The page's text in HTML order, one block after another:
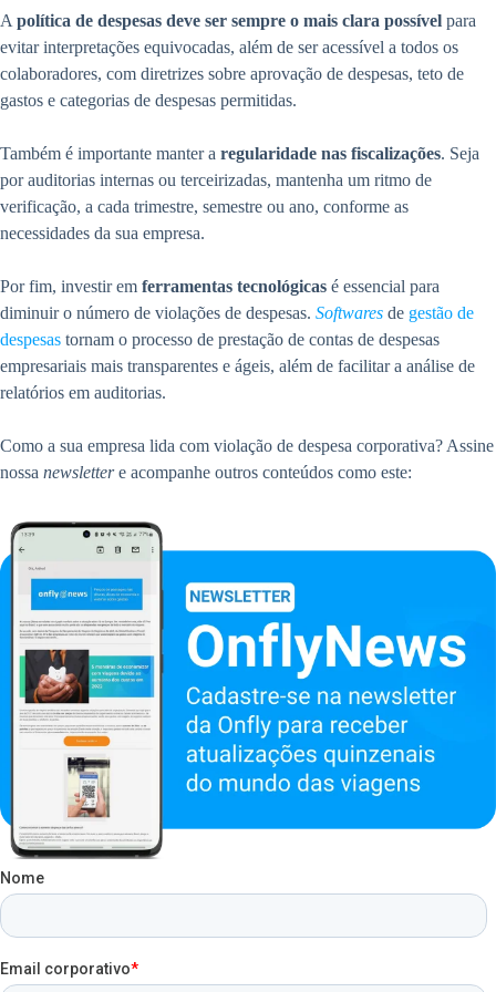
Apolítica de despesas deve ser sempre o mais clara possível para
evitar interpretações equivocadas, além de ser acessível a todos os
colaboradores, com diretrizes sobre aprovação de despesas, teto de
gastos e categorias de despesas permitidas.
Também é importante manter a regularidade nas fiscalizações. Seja
por auditorias internas ou terceirizadas, mantenha um ritmo de
verificação, a cada trimestre, semestre ou ano, conforme as
necessidades da sua empresa.
Por fim, investir em ferramentas tecnológicas é essencial para
diminuir o número de violações de despesas. Softwares de gestão de
despesas tornam o processo de prestação de contas de despesas
empresariais mais transparentes e ágeis, além de facilitar a análise de
relatórios em auditorias.
Como a sua empresa lida com violação de despesa corporativa? Assine
nossa newslettere acompanhe outros conteúdos como este: